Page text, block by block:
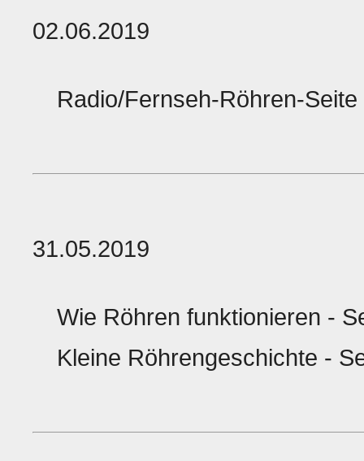
02.06.2019
Radio/Fernseh-Röhren-
31.05.2019
Wie Röhren funktionieren -
Kleine Röhrengeschichte -